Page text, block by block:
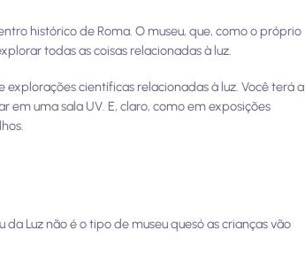
histórico de Roma. O museu, que, como o próprio
todas as coisas relacionadas à luz.
científicas relacionadas à luz. Você terá a
uma sala UV. E, claro, como em exposições
da Luz não é o tipo de museu quesó as crianças vão